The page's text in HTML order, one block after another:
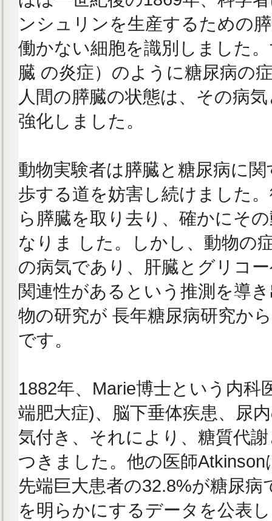
ンシュリンを生産するための
働かない細胞を識別しました
臓 の炎症）のように糖尿病の
人間の膵臓の状態は、その病
強化しました。
動物実験者は膵臓と糖尿病に
歩する道を妨害し続けました
ら膵臓を取り去り、確かにそ
なりま した。しかし、動物の
の病気であり、肝臓とグリコ
関連性があるという推測を導
物の研究が 長年糖尿病研究か
です。
1882年、Marie博士という内科
端肥大症)、脳下垂体疾患、尿
気付き、それにより、糖質代
つきました。他の医師
先端巨大患者の32.8%が糖尿
を明らかにするデータを公表